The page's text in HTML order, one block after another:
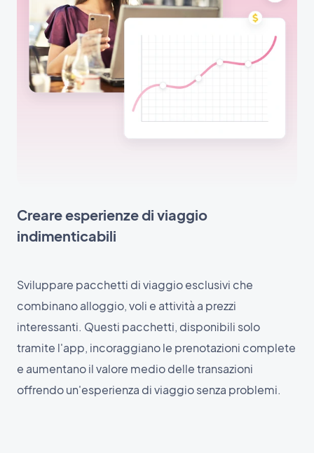
Creare esperienze di viaggio
indimenticabili
Sviluppare pacchetti di viaggio esclusivi che
combinano alloggio, voli e attività a prezzi
interessanti. Questi pacchetti, disponibili solo
tramite l'app, incoraggiano le prenotazioni complete
e aumentano il valore medio delle transazioni
offrendo un'esperienza di viaggio senza problemi.